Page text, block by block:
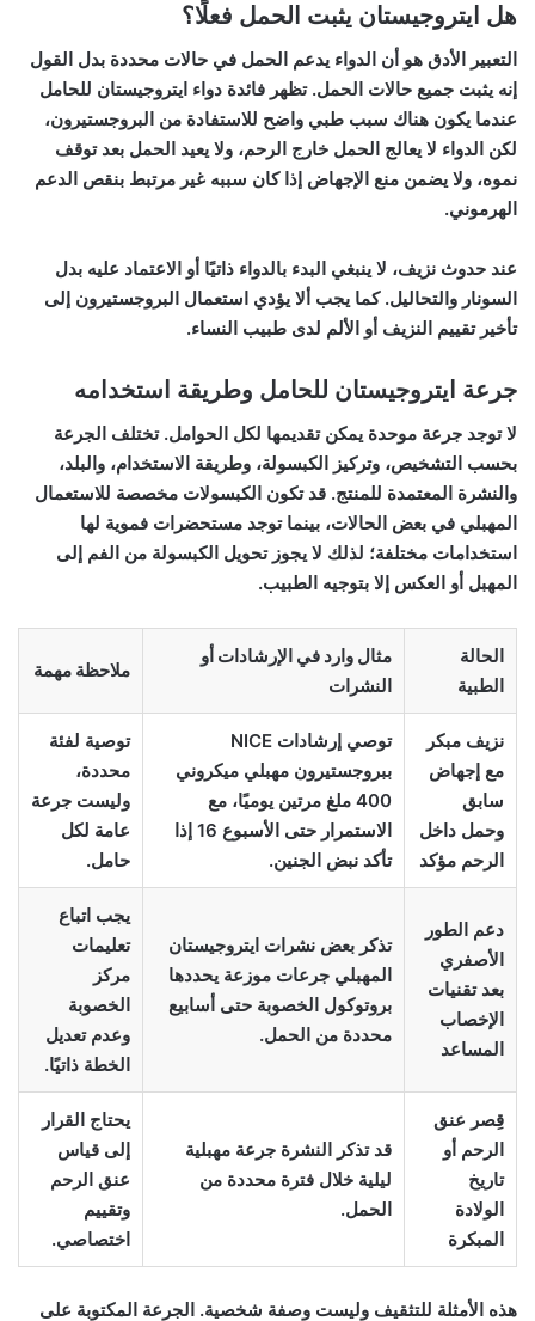
هل ايتروجيستان يثبت الحمل فعلًا؟
التعبير الأدق هو أن الدواء يدعم الحمل في حالات محددة بدل القول
إنه يثبت جميع حالات الحمل. تظهر فائدة دواء ايتروجيستان للحامل
عندما يكون هناك سبب طبي واضح للاستفادة من البروجستيرون،
لكن الدواء لا يعالج الحمل خارج الرحم، ولا يعيد الحمل بعد توقف
نموه، ولا يضمن منع الإجهاض إذا كان سببه غير مرتبط بنقص الدعم
الهرموني.
عند حدوث نزيف، لا ينبغي البدء بالدواء ذاتيًا أو الاعتماد عليه بدل
السونار والتحاليل. كما يجب ألا يؤدي استعمال البروجستيرون إلى
تأخير تقييم النزيف أو الألم لدى طبيب النساء.
جرعة ايتروجيستان للحامل وطريقة استخدامه
لا توجد جرعة موحدة يمكن تقديمها لكل الحوامل. تختلف الجرعة
بحسب التشخيص، وتركيز الكبسولة، وطريقة الاستخدام، والبلد،
والنشرة المعتمدة للمنتج. قد تكون الكبسولات مخصصة للاستعمال
المهبلي في بعض الحالات، بينما توجد مستحضرات فموية لها
استخدامات مختلفة؛ لذلك لا يجوز تحويل الكبسولة من الفم إلى
المهبل أو العكس إلا بتوجيه الطبيب.
الحالة
الطبية
مثال وارد في الإرشادات أو
النشرات
ملاحظة مهمة
نزيف مبكر
مع إجهاض
سابق
وحمل داخل
الرحم مؤكد
توصي إرشادات NICE
ببروجستيرون مهبلي ميكروني
400 ملغ مرتين يوميًا، مع
الاستمرار حتى الأسبوع 16 إذا
تأكد نبض الجنين.
توصية لفئة
محددة،
وليست جرعة
عامة لكل
حامل.
دعم الطور
الأصفري
بعد تقنيات
الإخصاب
المساعد
تذكر بعض نشرات ايتروجيستان
المهبلي جرعات موزعة يحددها
بروتوكول الخصوبة حتى أسابيع
محددة من الحمل.
يجب اتباع
تعليمات
مركز
الخصوبة
وعدم تعديل
الخطة ذاتيًا.
قِصر عنق
الرحم أو
تاريخ
الولادة
المبكرة
قد تذكر النشرة جرعة مهبلية
ليلية خلال فترة محددة من
الحمل.
يحتاج القرار
إلى قياس
عنق الرحم
وتقييم
اختصاصي.
هذه الأمثلة للتثقيف وليست وصفة شخصية. الجرعة المكتوبة على